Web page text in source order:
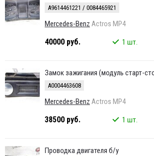
A9614461221 / 0084465921
Mercedes-Benz Actros MP4
40000 руб. 1 шт.
Замок зажигания (модуль старт-
A0004463608
Mercedes-Benz Actros MP4
38500 руб. 1 шт.
Проводка двигателя б/у